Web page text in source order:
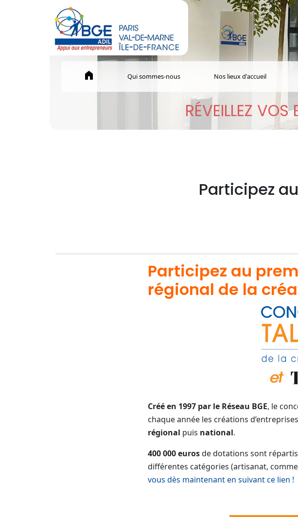
home Qui sommes-nous Nos lieux d'accueil
RÉVEILLEZ VOS
Participez
Participez au
régional de la
Créé en 1997 par le Réseau BGE, le
chaque année les créations
régional puis national.
400 000 eurosde dotations sont
différentes catégories (artisanat,
vous dès maintenant en suivant ce lien !